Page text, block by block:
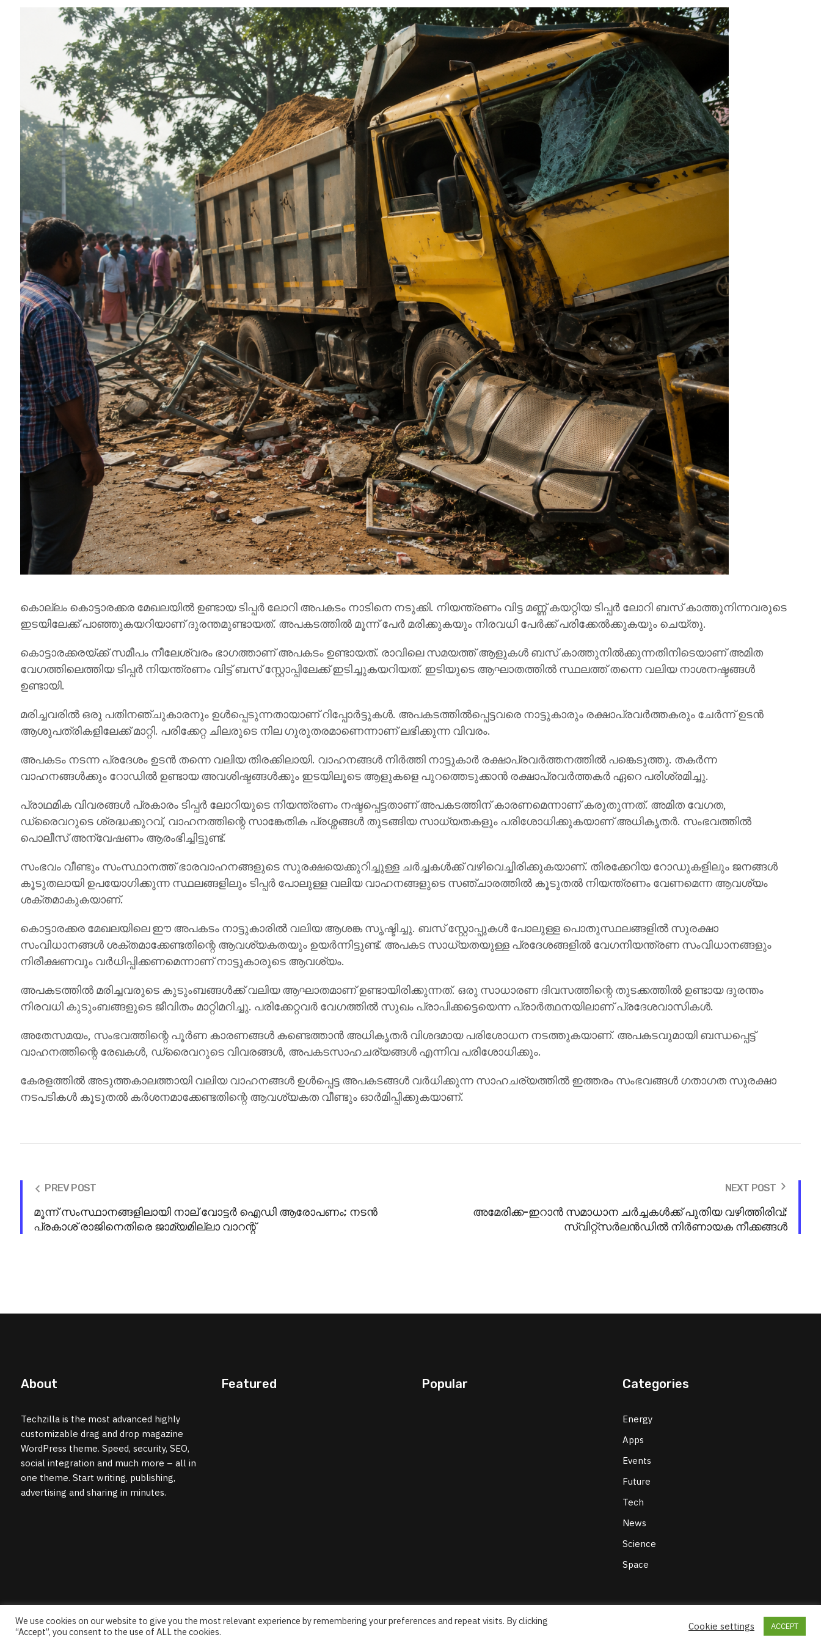
കൊല്ലം കൊട്ടാരക്കര മേഖലയിൽ ഉണ്ടായ ടിപ്പർ ലോറി അപകടം നാടിനെ നടുക്കി. നിയന്ത്രണം വിട്ട മണ്ണ് കയറ്റിയ ടിപ്പർ ലോറി ബസ് കാത്തുനിന്നവരുടെ
ഇടയിലേക്ക് പാഞ്ഞുകയറിയാണ് ദുരന്തമുണ്ടായത്. അപകടത്തിൽ മൂന്ന് പേർ മരിക്കുകയും നിരവധി പേർക്ക് പരിക്കേൽക്കുകയും ചെയ്തു.
കൊട്ടാരക്കരയ്ക്ക് സമീപം നീലേശ്വരം ഭാഗത്താണ് അപകടം ഉണ്ടായത്. രാവിലെ സമയത്ത് ആളുകൾ ബസ് കാത്തുനിൽക്കുന്നതിനിടെയാണ് അമിത
വേഗത്തിലെത്തിയ ടിപ്പർ നിയന്ത്രണം വിട്ട് ബസ് സ്റ്റോപ്പിലേക്ക് ഇടിച്ചുകയറിയത്. ഇടിയുടെ ആഘാതത്തിൽ സ്ഥലത്ത് തന്നെ വലിയ നാശനഷ്ടങ്ങൾ
ഉണ്ടായി.
മരിച്ചവരിൽ ഒരു പതിനഞ്ചുകാരനും ഉൾപ്പെടുന്നതായാണ് റിപ്പോർട്ടുകൾ. അപകടത്തിൽപ്പെട്ടവരെ നാട്ടുകാരും രക്ഷാപ്രവർത്തകരും ചേർന്ന് ഉടൻ
ആശുപത്രികളിലേക്ക് മാറ്റി. പരിക്കേറ്റ ചിലരുടെ നില ഗുരുതരമാണെന്നാണ് ലഭിക്കുന്ന വിവരം.
അപകടം നടന്ന പ്രദേശം ഉടൻ തന്നെ വലിയ തിരക്കിലായി. വാഹനങ്ങൾ നിർത്തി നാട്ടുകാർ രക്ഷാപ്രവർത്തനത്തിൽ പങ്കെടുത്തു. തകർന്ന
വാഹനങ്ങൾക്കും റോഡിൽ ഉണ്ടായ അവശിഷ്ടങ്ങൾക്കും ഇടയിലൂടെ ആളുകളെ പുറത്തെടുക്കാൻ രക്ഷാപ്രവർത്തകർ ഏറെ പരിശ്രമിച്ചു.
പ്രാഥമിക വിവരങ്ങൾ പ്രകാരം ടിപ്പർ ലോറിയുടെ നിയന്ത്രണം നഷ്ടപ്പെട്ടതാണ് അപകടത്തിന് കാരണമെന്നാണ് കരുതുന്നത്. അമിത വേഗത,
ഡ്രൈവറുടെ ശ്രദ്ധക്കുറവ്, വാഹനത്തിന്റെ സാങ്കേതിക പ്രശ്നങ്ങൾ തുടങ്ങിയ സാധ്യതകളും പരിശോധിക്കുകയാണ് അധികൃതർ. സംഭവത്തിൽ
പൊലീസ് അന്വേഷണം ആരംഭിച്ചിട്ടുണ്ട്.
സംഭവം വീണ്ടും സംസ്ഥാനത്ത് ഭാരവാഹനങ്ങളുടെ സുരക്ഷയെക്കുറിച്ചുള്ള ചർച്ചകൾക്ക് വഴിവെച്ചിരിക്കുകയാണ്. തിരക്കേറിയ റോഡുകളിലും ജനങ്ങൾ
കൂടുതലായി ഉപയോഗിക്കുന്ന സ്ഥലങ്ങളിലും ടിപ്പർ പോലുള്ള വലിയ വാഹനങ്ങളുടെ സഞ്ചാരത്തിൽ കൂടുതൽ നിയന്ത്രണം വേണമെന്ന ആവശ്യം
ശക്തമാകുകയാണ്.
കൊട്ടാരക്കര മേഖലയിലെ ഈ അപകടം നാട്ടുകാരിൽ വലിയ ആശങ്ക സൃഷ്ടിച്ചു. ബസ് സ്റ്റോപ്പുകൾ പോലുള്ള പൊതുസ്ഥലങ്ങളിൽ സുരക്ഷാ
സംവിധാനങ്ങൾ ശക്തമാക്കേണ്ടതിന്റെ ആവശ്യകതയും ഉയർന്നിട്ടുണ്ട്. അപകട സാധ്യതയുള്ള പ്രദേശങ്ങളിൽ വേഗനിയന്ത്രണ സംവിധാനങ്ങളും
നിരീക്ഷണവും വർധിപ്പിക്കണമെന്നാണ് നാട്ടുകാരുടെ ആവശ്യം.
അപകടത്തിൽ മരിച്ചവരുടെ കുടുംബങ്ങൾക്ക് വലിയ ആഘാതമാണ് ഉണ്ടായിരിക്കുന്നത്. ഒരു സാധാരണ ദിവസത്തിന്റെ തുടക്കത്തിൽ ഉണ്ടായ ദുരന്തം
നിരവധി കുടുംബങ്ങളുടെ ജീവിതം മാറ്റിമറിച്ചു. പരിക്കേറ്റവർ വേഗത്തിൽ സുഖം പ്രാപിക്കട്ടെയെന്ന പ്രാർത്ഥനയിലാണ് പ്രദേശവാസികൾ.
അതേസമയം, സംഭവത്തിന്റെ പൂർണ കാരണങ്ങൾ കണ്ടെത്താൻ അധികൃതർ വിശദമായ പരിശോധന നടത്തുകയാണ്. അപകടവുമായി ബന്ധപ്പെട്ട്
വാഹനത്തിന്റെ രേഖകൾ, ഡ്രൈവറുടെ വിവരങ്ങൾ, അപകടസാഹചര്യങ്ങൾ എന്നിവ പരിശോധിക്കും.
കേരളത്തിൽ അടുത്തകാലത്തായി വലിയ വാഹനങ്ങൾ ഉൾപ്പെട്ട അപകടങ്ങൾ വർധിക്കുന്ന സാഹചര്യത്തിൽ ഇത്തരം സംഭവങ്ങൾ ഗതാഗത സുരക്ഷാ
നടപടികൾ കൂടുതൽ കർശനമാക്കേണ്ടതിന്റെ ആവശ്യകത വീണ്ടും ഓർമിപ്പിക്കുകയാണ്.
PREV POST
മൂന്ന് സംസ്ഥാനങ്ങളിലായി നാല് വോട്ടർ ഐഡി ആരോപണം; നടൻ
പ്രകാശ് രാജിനെതിരെ ജാമ്യമില്ലാ വാറന്റ്
NEXT POST
അമേരിക്ക-ഇറാൻ സമാധാന ചർച്ചകൾക്ക് പുതിയ വഴിത്തിരിവ്;
സ്വിറ്റ്സർലൻഡിൽ നിർണായക നീക്കങ്ങൾ
About
Techzilla is the most advanced highly
customizable drag and drop magazine
WordPress theme. Speed, security, SEO,
social integration and much more – all in
one theme. Start writing, publishing,
advertising and sharing in minutes.
Featured Popular Categories
Energy
Apps
Events
Future
Tech
News
Science
Space
CONTACT COOKIE POLICY PRIVACY POLICY
Privacy Policy/ © 2024 www.voicekeralam.com All Rights Reserved
We use cookies on our website to give you the most relevant experience by remembering your preferences and repeat visits. By clicking
“Accept”, you consent to the use of ALL the cookies.
Cookie settings ACCEPT